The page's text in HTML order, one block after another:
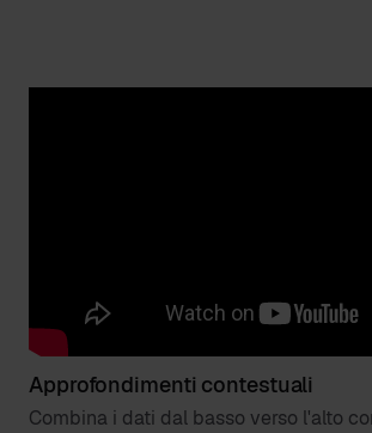
Approfondimenti contestuali
Combina i dati dal basso verso l'alto